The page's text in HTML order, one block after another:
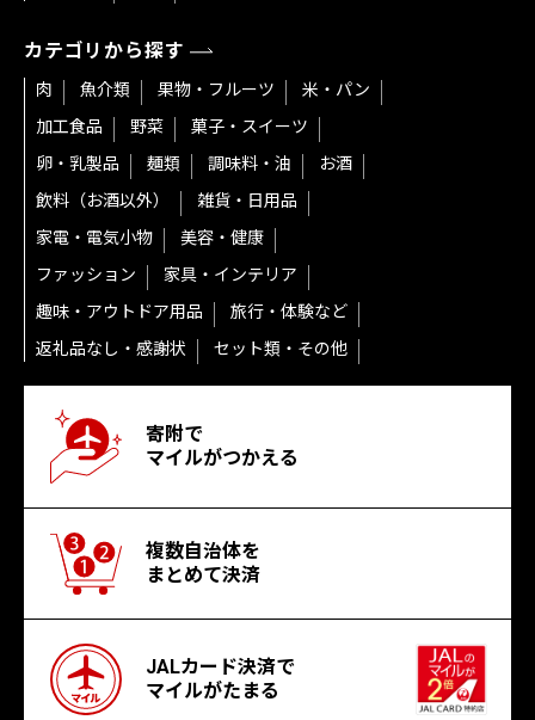
カテゴリから探す
肉 魚介類 果物・フルーツ
米・パン
加工食品
野菜
菓子・スイーツ
卵・乳製品
麺類 調味料・油
お酒
飲料（お酒以外）
雑貨・日用品
家電・電気小物
美容・健康
ファッション
家具・インテリア
趣味・アウトドア用品
旅行・体験など
返礼品なし・感謝状
セット類・その他
寄附で
マイルがつかえる
複数自治体を
まとめて決済
JALカード決済で
マイルがたまる